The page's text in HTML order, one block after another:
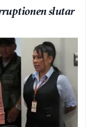
slutar